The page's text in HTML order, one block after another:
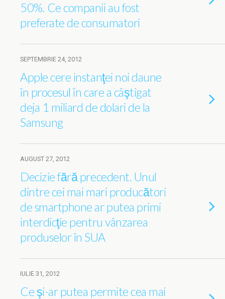
50%. Ce companii au fost
preferate de consumatori
SEPTEMBRIE 24, 2012
Apple cere instanţei noi daune
în procesul în care a câştigat
deja 1 miliard de dolari de la
Samsung
AUGUST 27, 2012
Decizie fără precedent. Unul
dintre cei mai mari producători
de smartphone ar putea primi
interdicţie pentru vânzarea
produselor în SUA
IULIE 31, 2012
Ce şi-ar putea permite cea mai